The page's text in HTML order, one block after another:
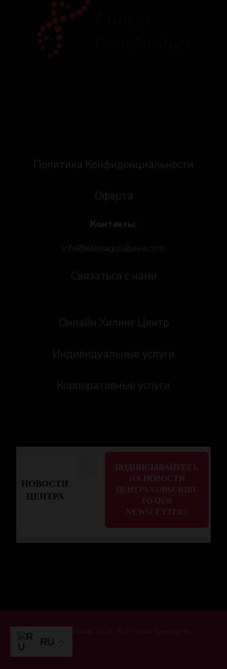
Политика Конфиденциальности
Оферта
Контакты:
info@elenagolubeva.com
Связаться с нами
Онлайн Хилинг Центр
Индивидуальные услуги
Корпоративные услуги
НОВОСТИ
ЦЕНТРА
Авторские права 2026 . Все права защищены.
RU